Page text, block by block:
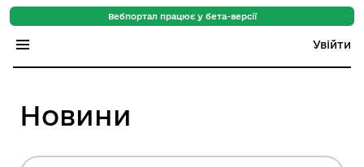
Вебпортал працює у бета-версії
Увійти
Індекс громад
Цифровий путівник
Новини